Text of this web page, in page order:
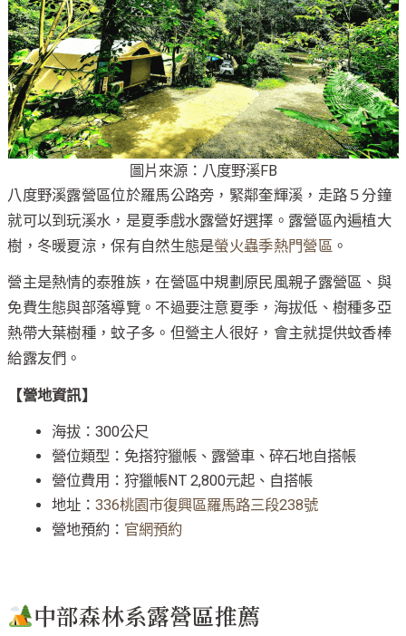
圖片來源：八度野溪FB
八度野溪露營區位於羅馬公路旁，緊鄰奎輝溪，走路５分鐘
就可以到玩溪水，是夏季戲水露營好選擇。露營區內遍植大
樹，冬暖夏涼，保有自然生態是螢火蟲季熱門營區 。
營主是熱情的泰雅族，在營區中規劃原民風親子露營區、與
免費生態與部落導覽。不過要注意夏季，海拔低、樹種多亞
熱帶大葉樹種，蚊子多。但營主人很好，會主就提供蚊香棒
給露友們。
【營地資訊】
海拔：300公尺
營位類型：免搭狩獵帳、露營車、碎石地自搭帳
營位費用：狩獵帳NT 2,800元起、自搭帳
地址：336桃園市復興區羅馬路三段238號
營地預約： 官網預約
中部森林系露營區推薦